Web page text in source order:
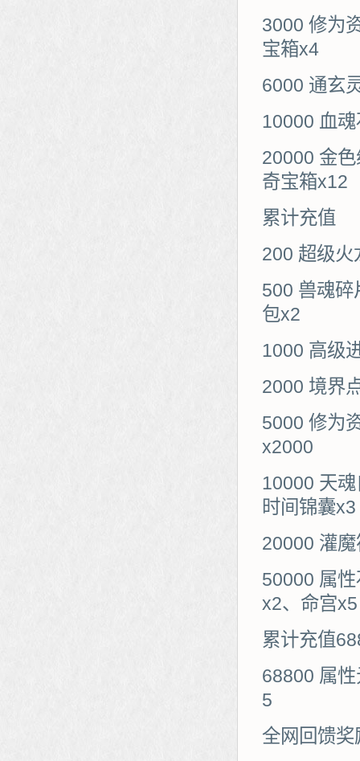
3000 修为
宝箱x4
6000 通玄
10000 血
20000 金
奇宝箱x12
累计充值
200 超级
500 兽魂
包x2
1000 高级
2000 境界
5000 修为
x2000
10000 天
时间锦囊x3
20000 灌
50000 属
x2、命宫x5
累计充值
68800 属
5
全网回馈奖